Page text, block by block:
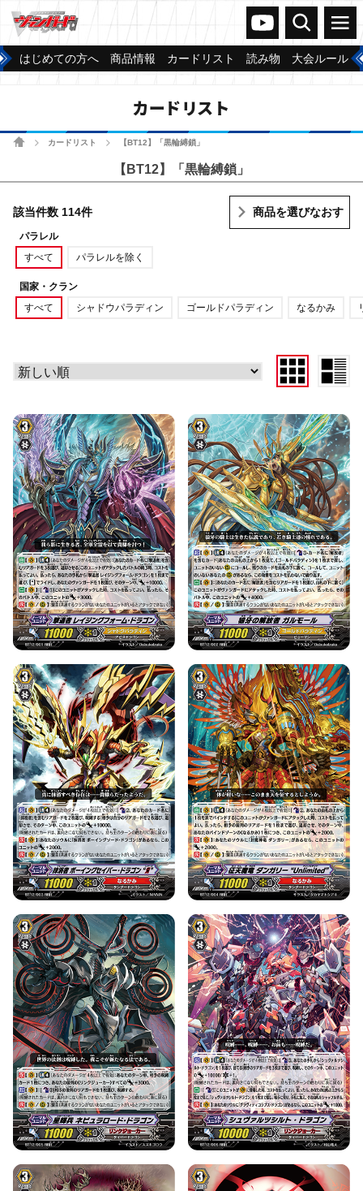
ヴァンガードch
検索 メニュー
はじめての方へ 商品情報 カードリスト 読み物 大会ルール
カードリスト
ホームカードリスト 【BT12】「黒輪縛鎖」
【BT12】「黒輪縛鎖」
該当件数 114件 商品を選びなおす
パラレル
すべて
パラレルを除く
国家・クラン
すべて
シャドウパラディン ゴールドパラディン なるかみ